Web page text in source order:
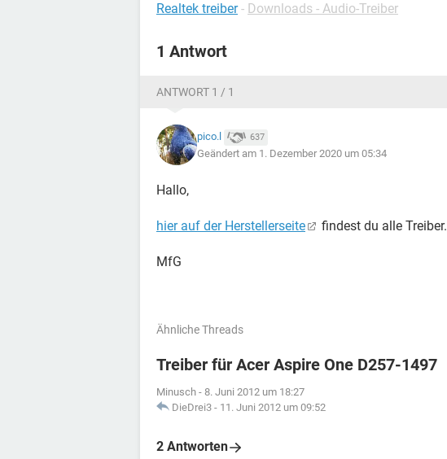
Realtek treiber - Downloads - Audio-Treiber
1 Antwort
ANTWORT 1 / 1
pico.l 637
Geändert am 1. Dezember 2020 um 05:34
Hallo,
hier auf der Herstellerseite findest du alle Treiber.
MfG
Ähnliche Threads
Treiber für Acer Aspire One D257-1497
Minusch - 8. Juni 2012 um 18:27
DieDrei3 - 11. Juni 2012 um 09:52
2 Antworten